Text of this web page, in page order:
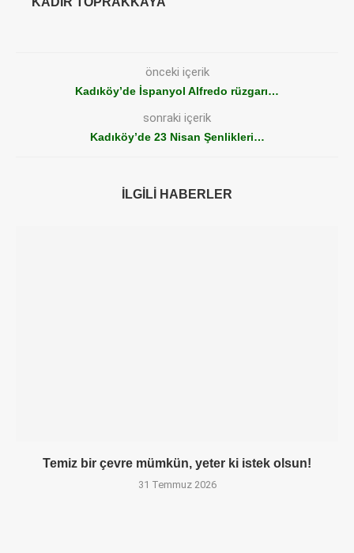
önceki içerik
Kadıköy’de İspanyol Alfredo rüzgarı…
sonraki içerik
Kadıköy’de 23 Nisan Şenlikleri…
İLGILI HABERLER
Temiz bir çevre mümkün, yeter ki istek olsun!
31 Temmuz 2026